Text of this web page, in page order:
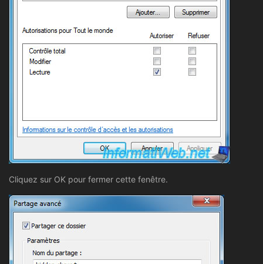
Cliquez sur OK pour fermer cette fenêtre.